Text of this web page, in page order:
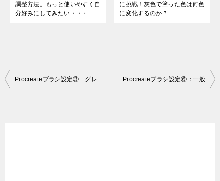
調整方法。もっと使いやすく自
分好みにしてみたい・・・
に挑戦！灰色で塗った色は何色
に変化するのか？
投
Procreateブラシ設定⑥：一般